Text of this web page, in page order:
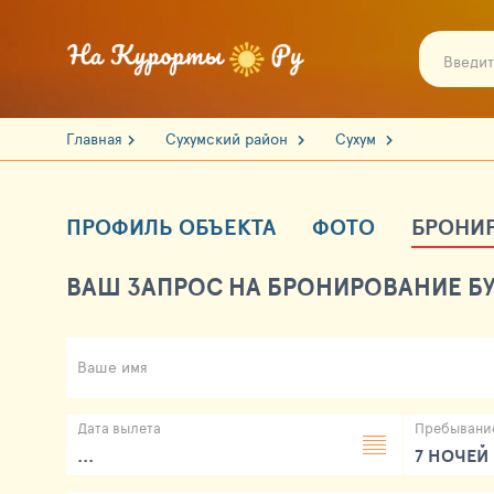
Главная Сухумский район Сухум
ПРОФИЛЬ ОБЪЕКТА ФОТО
ВАШ ЗАПРОС НА БРОНИРОВАНИЕ
Ваше имя
Дата вылета
... 7 НОЧЕЙ